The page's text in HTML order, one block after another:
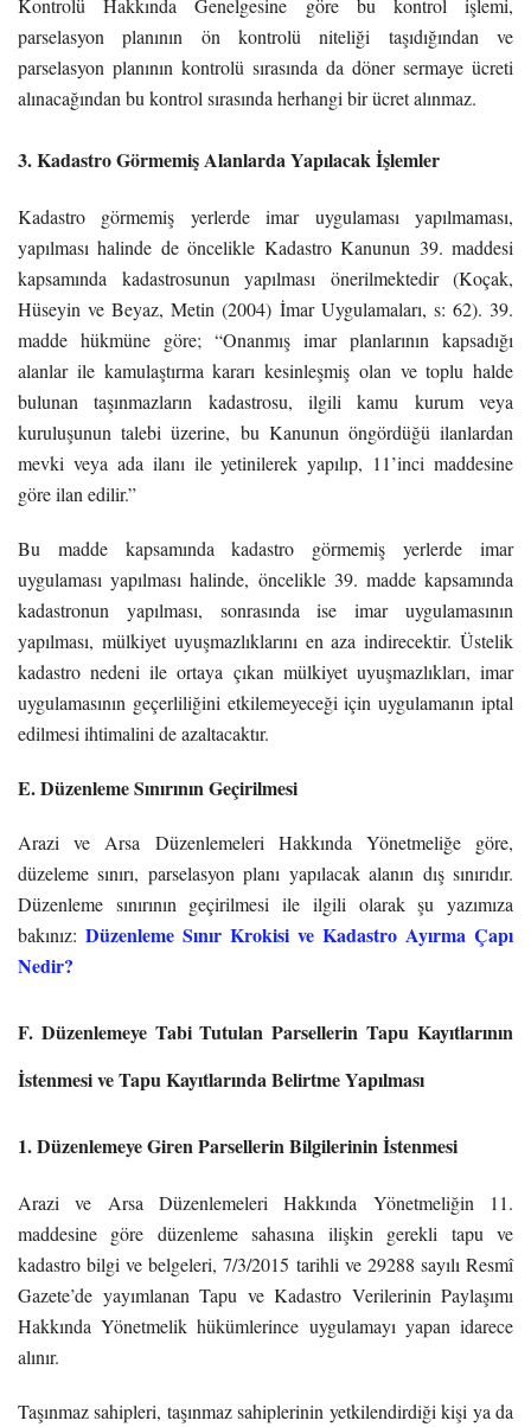
parselasyon planının ön kontrolü niteliği taşıdığından ve
parselasyon planının kontrolü sırasında da döner sermaye ücreti
alınacağından bu kontrol sırasında herhangi bir ücret alınmaz.
3. Kadastro Görmemiş Alanlarda Yapılacak İşlemler
Kadastro görmemiş yerlerde imar uygulaması yapılmaması,
yapılması halinde de öncelikle Kadastro Kanunun 39. maddesi
kapsamında kadastrosunun yapılması önerilmektedir (Koçak,
Hüseyin ve Beyaz, Metin (2004) İmar Uygulamaları, s: 62). 39.
madde hükmüne göre; “Onanmış imar planlarının kapsadığı
alanlar ile kamulaştırma kararı kesinleşmiş olan ve toplu halde
bulunan taşınmazların kadastrosu, ilgili kamu kurum veya
kuruluşunun talebi üzerine, bu Kanunun öngördüğü ilanlardan
mevki veya ada ilanı ile yetinilerek yapılıp, 11’inci maddesine
göre ilan edilir.”
Bu madde kapsamında kadastro görmemiş yerlerde imar
uygulaması yapılması halinde, öncelikle 39. madde kapsamında
kadastronun yapılması, sonrasında ise imar uygulamasının
yapılması, mülkiyet uyuşmazlıklarını en aza indirecektir. Üstelik
kadastro nedeni ile ortaya çıkan mülkiyet uyuşmazlıkları, imar
uygulamasının geçerliliğini etkilemeyeceği için uygulamanın iptal
edilmesi ihtimalini de azaltacaktır.
E. Düzenleme Sınırının Geçirilmesi
Arazi ve Arsa Düzenlemeleri Hakkında Yönetmeliğe göre,
düzeleme sınırı, parselasyon planı yapılacak alanın dış sınırıdır.
Düzenleme sınırının geçirilmesi ile ilgili olarak şu yazımıza
bakınız: Düzenleme Sınır Krokisi ve Kadastro Ayırma Çapı
Nedir?
F. Düzenlemeye Tabi Tutulan Parsellerin Tapu Kayıtlarının
İstenmesi ve Tapu Kayıtlarında Belirtme Yapılması
1. Düzenlemeye Giren Parsellerin Bilgilerinin İstenmesi
Arazi ve Arsa Düzenlemeleri Hakkında Yönetmeliğin 11.
maddesine göre düzenleme sahasına ilişkin gerekli tapu ve
kadastro bilgi ve belgeleri, 7/3/2015 tarihli ve 29288 sayılı Resmî
Gazete’de yayımlanan Tapu ve Kadastro Verilerinin Paylaşımı
Hakkında Yönetmelik hükümlerince uygulamayı yapan idarece
alınır.
Taşınmaz sahipleri, taşınmaz sahiplerinin yetkilendirdiği kişi ya da